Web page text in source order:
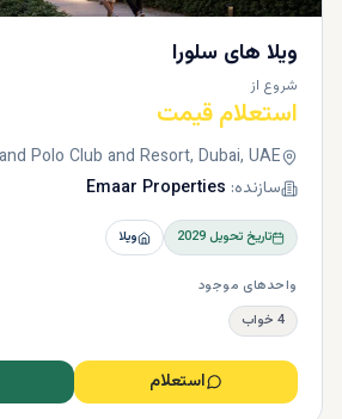
ویلا های سلورا
شروع از
استعلام قیمت
Polo Club and Resort, Dubai, UAE
سازنده: Emaar Properties
تاریخ تحویل2029 ویلا
واحدهای موجود
4 خواب
استعلام